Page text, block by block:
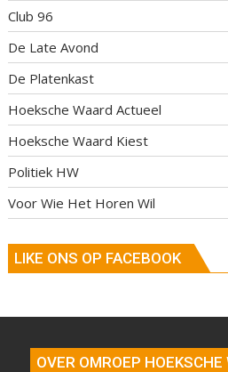
Club 96
De Late Avond
De Platenkast
Hoeksche Waard Actueel
Hoeksche Waard Kiest
Politiek HW
Voor Wie Het Horen Wil
LIKE ONS OP FACEBOOK
OVER OMROEP HOEKSCHE